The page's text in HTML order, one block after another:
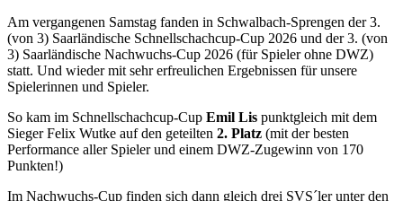
Am vergangenen Samstag fanden in Schwalbach-Sprengen der 3.
(von 3) Saarländische Schnellschachcup-Cup 2026 und der 3. (von
3) Saarländische Nachwuchs-Cup 2026 (für Spieler ohne DWZ)
statt. Und wieder mit sehr erfreulichen Ergebnissen für unsere
Spielerinnen und Spieler.
So kam im Schnellschachcup-Cup Emil Lis punktgleich mit dem
Sieger Felix Wutke auf den geteilten 2. Platz (mit der besten
Performance aller Spieler und einem DWZ-Zugewinn von 170
Punkten!)
Im Nachwuchs-Cup finden sich dann gleich drei SVS´ler unter den